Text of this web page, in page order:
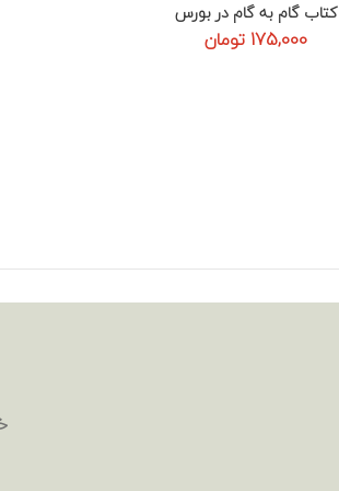
افزودن به سبد خرید
کتاب گام به گام در بورس
175,000 تومان